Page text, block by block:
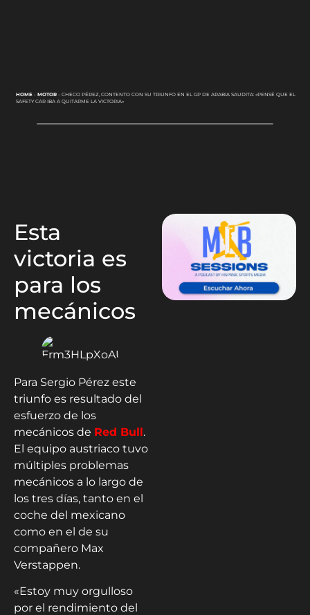
HOME- MOTOR- CHECO PÉREZ, CONTENTO CON SU TRIUNFO EN EL GP DE ARABIA SAUDITA: «PENSÉ QUE EL
SAFETY CAR IBA A QUITARME LA VICTORIA»
Esta
victoria es
para los
mecánicos
Para Sergio Pérez este
triunfo es resultado del
esfuerzo de los
mecánicos de Red Bull.
El equipo austriaco tuvo
múltiples problemas
mecánicos a lo largo de
los tres días, tanto en el
coche del mexicano
como en el de su
compañero Max
Verstappen.
«Estoy muy orgulloso
por el rendimiento del